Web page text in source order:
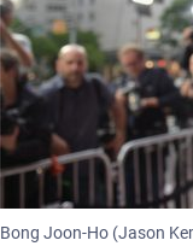
Bong Joon-Ho (Jason